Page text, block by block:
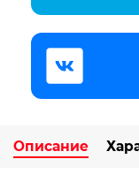
Описание